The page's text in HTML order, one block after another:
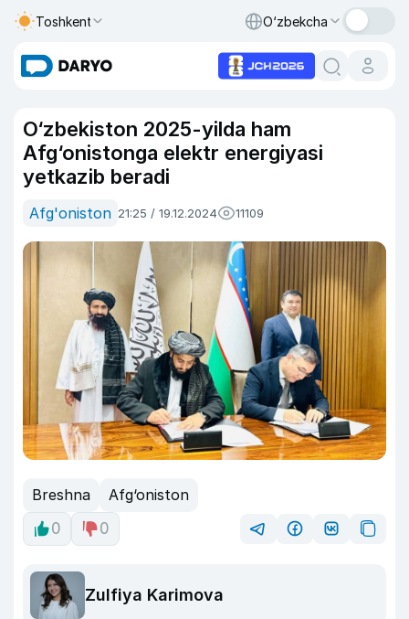
Toshkent O‘zbekcha
O‘zbekiston 2025-yilda ham
Afg‘onistonga elektr energiyasi
yetkazib beradi
Afg'oniston 21:25 / 19.12.2024 11109
Breshna
Afg‘oniston
0
0
Zulfiya Karimova